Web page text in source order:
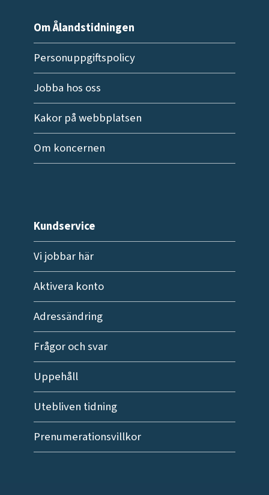
Om Ålandstidningen
Personuppgiftspolicy
Jobba hos oss
Kakor på webbplatsen
Om koncernen
Kundservice
Vi jobbar här
Aktivera konto
Adressändring
Frågor och svar
Uppehåll
Utebliven tidning
Prenumerationsvillkor